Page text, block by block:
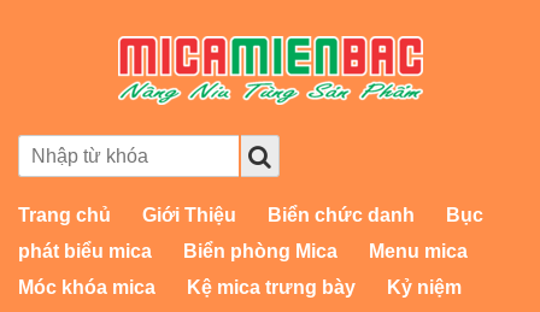
Trang chủ Giới Thiệu Biển chức danh
Bục
phát biểu mica
Biển phòng Mica
Menu mica
Móc khóa mica
Kệ mica trưng bày
Kỷ niệm